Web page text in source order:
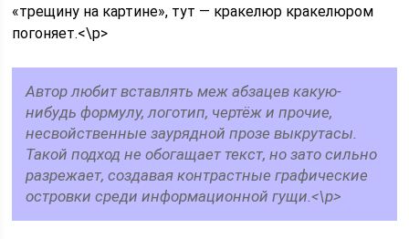
«трещину на картине», тут — кракелюр кракелюром
погоняет.<\p>
Автор любит вставлять меж абзацев какую-
нибудь формулу, логотип, чертёж и прочие,
несвойственные заурядной прозе выкрутасы.
Такой подход не обогащает текст, но зато сильно
разрежает, создавая контрастные графические
островки среди информационной гущи.<\p>